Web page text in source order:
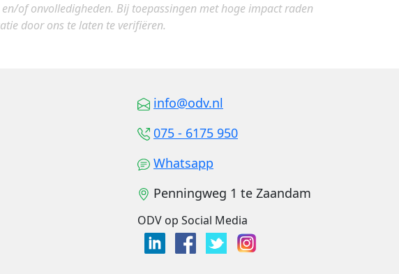
of onvolledigheden. Bij toepassingen met hoge impact raden
door ons te laten te verifiëren.
info@odv.nl
075 - 6175 950
Whatsapp
Penningweg 1 te Zaandam
ODV op Social Media